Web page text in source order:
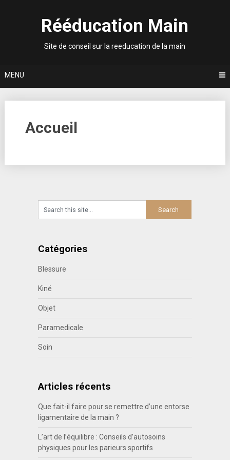
Rééducation Main
Site de conseil sur la reeducation de la main
MENU
Accueil
Catégories
Blessure
Kiné
Objet
Paramedicale
Soin
Articles récents
Que fait-il faire pour se remettre d’une entorse
ligamentaire de la main ?
L’art de l’équilibre : Conseils d’autosoins
physiques pour les parieurs sportifs